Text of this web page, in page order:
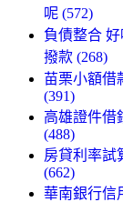
呢 (572)
負債整合
撥款 (268)
苗栗小額借
(391)
高雄證件借
(488)
房貸利率試
(662)
華南銀行信